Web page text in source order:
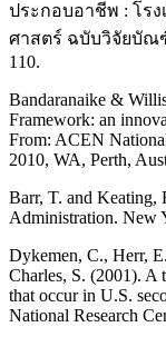
ประกอบอาชีพ : โร
ศาสตร์ ฉบับวิจัยบัณ
110.
Bandaranaike &
Framework: an
From: ACEN
2010, WA, Perth,
Barr, T. and Keating,
Administration. New
Dykemen, C., Herr,
Charles, S. (2001). A
that occur in U.S.
National Research